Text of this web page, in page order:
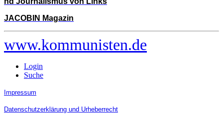
JACOBIN Magazin
www.kommunisten.de
Login
Suche
Impressum
Datenschutzerklärung und Urheberrecht